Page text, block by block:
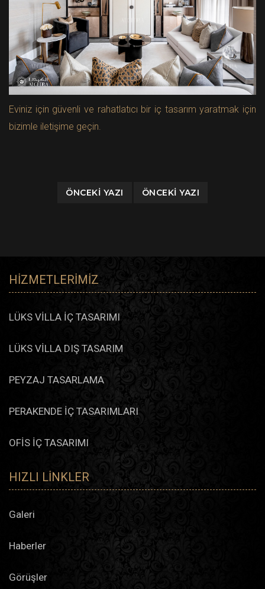
Eviniz için güvenli ve rahatlatıcı bir iç tasarım yaratmak için
bizimle iletişime geçin.
ÖNCEKI YAZI ÖNCEKI YAZI
HIZMETLERIMIZ
LÜKS VİLLA İÇ TASARIMI
LÜKS VİLLA DIŞ TASARIM
PEYZAJ TASARLAMA
PERAKENDE İÇ TASARIMLARI
OFİS İÇ TASARIMI
HIZLI LINKLER
Galeri
Haberler
Görüşler